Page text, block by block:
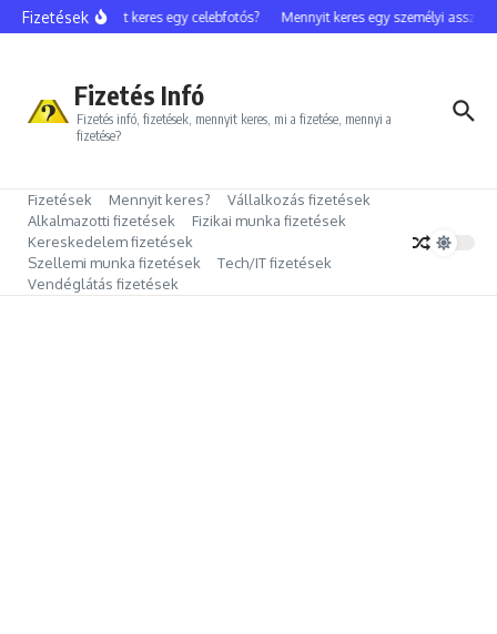
Ugrás a tartalomhoz
FizetésekMennyit keres egy celebfotós? Mennyit keres egy személyi
Fizetés Infó
Fizetés infó, fizetések, mennyit keres, mi a fizetése, mennyi a
fizetése?
Fizetések Mennyit keres?
Vállalkozás fizetések
Alkalmazotti fizetések
Fizikai munka fizetések
Kereskedelem fizetések
Szellemi munka fizetések
Tech/IT fizetések
Vendéglátás fizetések